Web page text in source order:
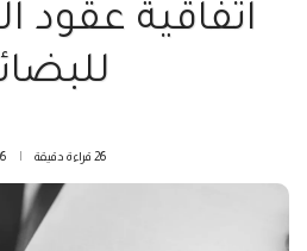
اتفاقية عقود
26 قراءة دقيقة